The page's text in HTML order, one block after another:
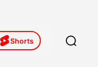
Shorts